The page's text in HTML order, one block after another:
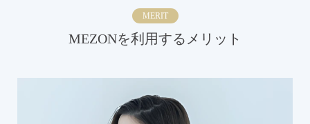
MERIT
MEZONを利用するメリット